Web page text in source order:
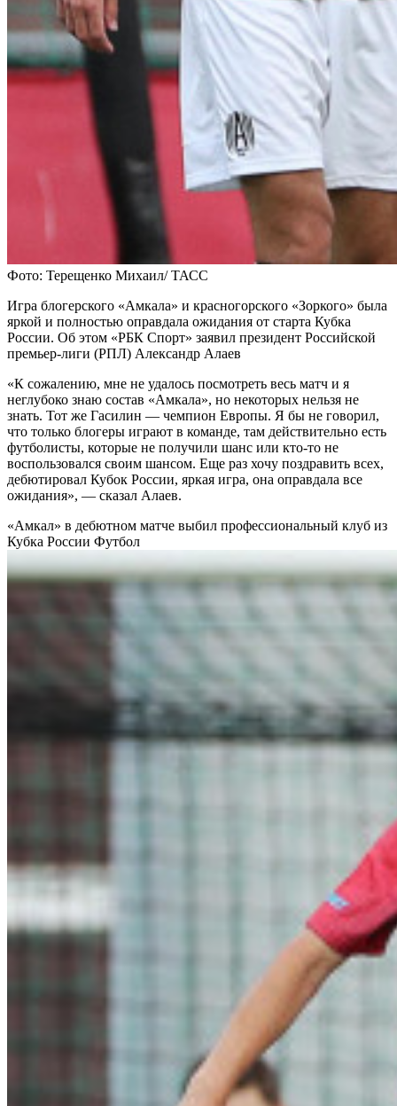
Фото: Терещенко Михаил/ ТАСС
Игра блогерского «Амкала» и красногорского «Зоркого» была
яркой и полностью оправдала ожидания от старта Кубка
России. Об этом «РБК Спорт» заявил президент Российской
премьер-лиги (РПЛ) Александр Алаев
«К сожалению, мне не удалось посмотреть весь матч и я
неглубоко знаю состав «Амкала», но некоторых нельзя не
знать. Тот же Гасилин — чемпион Европы. Я бы не говорил,
что только блогеры играют в команде, там действительно есть
футболисты, которые не получили шанс или кто-то не
воспользовался своим шансом. Еще раз хочу поздравить всех,
дебютировал Кубок России, яркая игра, она оправдала все
ожидания», — сказал Алаев.
«Амкал» в дебютном матче выбил профессиональный клуб из
Кубка России Футбол